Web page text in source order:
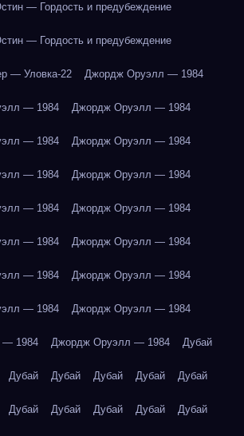
— Гордость и предубеждение
— Гордость и предубеждение
— Уловка-22 Джордж Оруэлл — 1984
— 1984 Джордж Оруэлл — 1984
— 1984 Джордж Оруэлл — 1984
— 1984 Джордж Оруэлл — 1984
— 1984 Джордж Оруэлл — 1984
— 1984 Джордж Оруэлл — 1984
— 1984 Джордж Оруэлл — 1984
— 1984 Джордж Оруэлл — 1984
— 1984 Джордж Оруэлл — 1984 Дубай
Дубай Дубай Дубай Дубай Дубай
Дубай Дубай Дубай Дубай Дубай